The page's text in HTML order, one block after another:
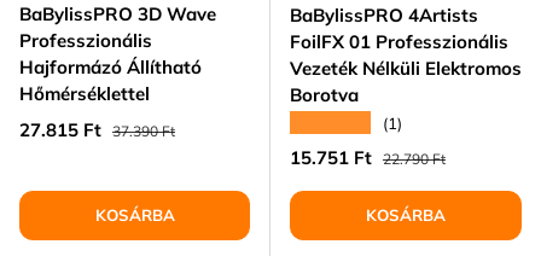
BaBylissPRO 3D Wave
Professzionális
Hajformázó Állítható
Hőmérséklettel
Eladási ár
27.815 Ft Normál ár
37.390 Ft
KOSÁRBA
BaBylissPRO 4Artists
FoilFX 01 Professzionális
Vezeték Nélküli Elektromos
Borotva
(1)
Eladási ár
15.751 Ft Normál ár
22.790 Ft
KOSÁRBA